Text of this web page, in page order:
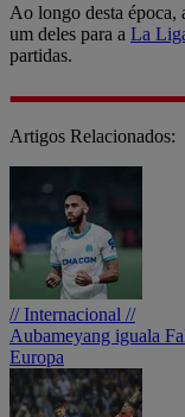
Ao longo desta época,
um deles para a La
partidas.
Artigos Relacionados:
// Internacional //
Aubameyang iguala
Europa